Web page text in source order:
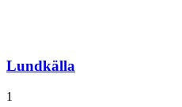
Lundkälla
1